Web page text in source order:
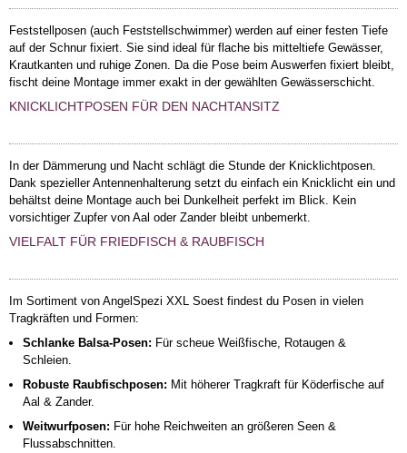
Feststellposen (auch Feststellschwimmer) werden auf einer festen Tiefe
auf der Schnur fixiert. Sie sind ideal für flache bis mitteltiefe Gewässer,
Krautkanten und ruhige Zonen. Da die Pose beim Auswerfen fixiert bleibt,
fischt deine Montage immer exakt in der gewählten Gewässerschicht.
KNICKLICHTPOSEN FÜR DEN NACHTANSITZ
In der Dämmerung und Nacht schlägt die Stunde der Knicklichtposen.
Dank spezieller Antennenhalterung setzt du einfach ein Knicklicht ein und
behältst deine Montage auch bei Dunkelheit perfekt im Blick. Kein
vorsichtiger Zupfer von Aal oder Zander bleibt unbemerkt.
VIELFALT FÜR FRIEDFISCH & RAUBFISCH
Im Sortiment von AngelSpezi XXL Soest findest du Posen in vielen
Tragkräften und Formen:
Schlanke Balsa-Posen: Für scheue Weißfische, Rotaugen &
Schleien.
Robuste Raubfischposen: Mit höherer Tragkraft für Köderfische auf
Aal & Zander.
Weitwurfposen: Für hohe Reichweiten an größeren Seen &
Flussabschnitten.